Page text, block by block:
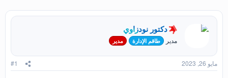
ا
م
و
ع
خ
ل
ب
د
ء
دكتور نودزاوي
مدير طاقم الإدارة مدير
مايو 26, 2023 #1